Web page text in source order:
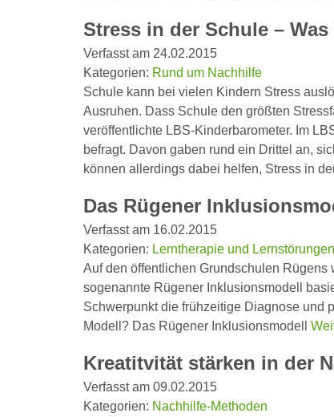
Stress in der Schule –
Verfasst am 24.02.2015
Kategorien: Rund um Nachhilfe
Schule kann bei vielen Kindern Stress
Ausruhen. Dass Schule den größten
veröffentlichte LBS-Kinderbarometer. Im
befragt. Davon gaben rund ein Drittel an,
können allerdings dabei helfen, Stress in
Das Rügener
Verfasst am 16.02.2015
Kategorien: Lerntherapie und Lernstörungen
Auf den öffentlichen Grundschulen
sogenannte Rügener Inklusionsmodell
Schwerpunkt die frühzeitige Diagnose und
Modell? Das Rügener Inklusionsmodell
Kreatitvität stärken in der
Verfasst am 09.02.2015
Kategorien: Nachhilfe-Methoden